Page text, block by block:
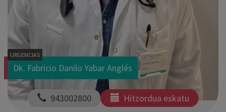
URGENCIAS
Dk. Fabricio Danilo Yabar Anglés
943002800 Hitzordua eskatu